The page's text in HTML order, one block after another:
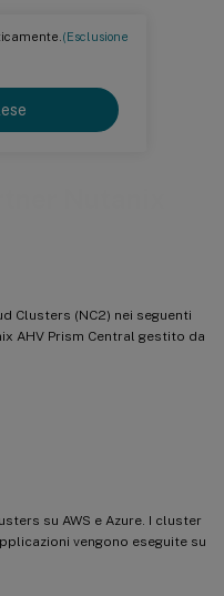
(Esclusione
Clusters (NC2) nei seguenti
AHV Prism Central gestito da
su AWS e Azure. I cluster
vengono eseguite su